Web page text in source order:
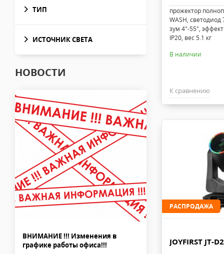
ТИП
ИСТОЧНИК СВЕТА
НОВОСТИ
ВНИМАНИЕ !!! Изменения в
графике работы офиса!!!
прожектор
WASH, светодиод
зум 4°-55°,
IP20, вес 5.1 кг
В наличии
К сравнению
РАСПРОДАЖА
JOYFIRST JT-